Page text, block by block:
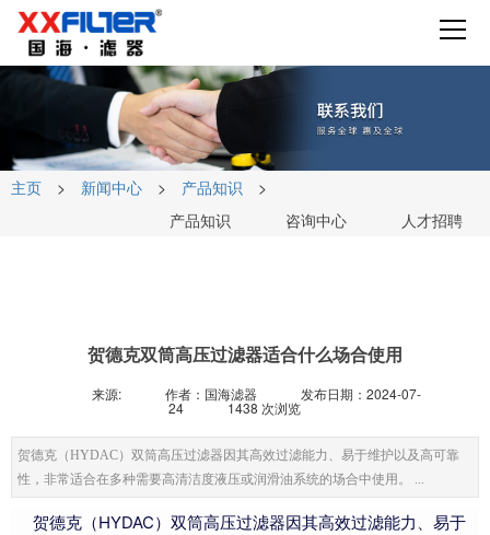
主页 > 新闻中心 > 产品知识
>
产品知识
咨询中心 人才招聘
贺德克双筒高压过滤器适合什么场合使用
来源: 作者：国海滤器 发布日期：2024-07-
24 1438 次浏览
贺德克（HYDAC）双筒高压过滤器因其高效过滤能力、易于维护以及高可靠
性，非常适合在多种需要高清洁度液压或润滑油系统的场合中使用。 ...
贺德克（HYDAC）双筒高压过滤器因其高效过滤能力、易于